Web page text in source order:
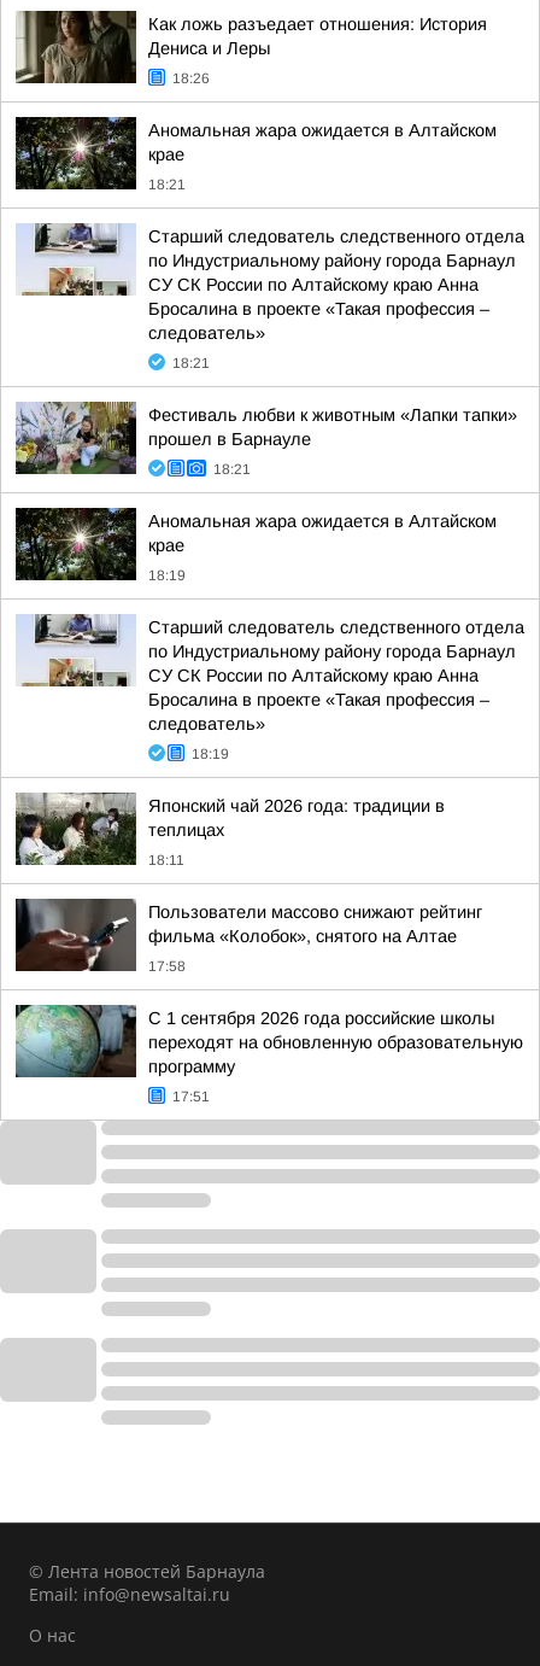
Как ложь разъедает отношения: История
Дениса и Леры
18:26
Аномальная жара ожидается в Алтайском
крае
18:21
Старший следователь следственного отдела
по Индустриальному району города Барнаул
СУ СК России по Алтайскому краю Анна
Бросалина в проекте «Такая профессия –
следователь»
18:21
Фестиваль любви к животным «Лапки тапки»
прошел в Барнауле
18:21
Аномальная жара ожидается в Алтайском
крае
18:19
Старший следователь следственного отдела
по Индустриальному району города Барнаул
СУ СК России по Алтайскому краю Анна
Бросалина в проекте «Такая профессия –
следователь»
18:19
Японский чай 2026 года: традиции в
теплицах
18:11
Пользователи массово снижают рейтинг
фильма «Колобок», снятого на Алтае
17:58
С 1 сентября 2026 года российские школы
переходят на обновленную образовательную
программу
17:51
© Лента новостей Барнаула
Email: info@newsaltai.ru
О нас